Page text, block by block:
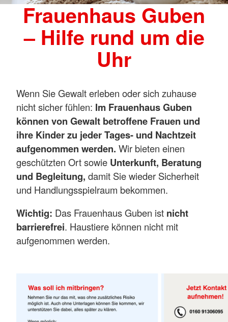
Frauenhaus Guben
– Hilfe rund um die
Uhr
Wenn Sie Gewalt erleben oder sich zuhause
nicht sicher fühlen: Im Frauenhaus Guben
können von Gewalt betroffene Frauen und
ihre Kinder zu jeder Tages- und Nachtzeit
aufgenommen werden. Wir bieten einen
geschützten Ort sowie Unterkunft, Beratung
und Begleitung, damit Sie wieder Sicherheit
und Handlungsspielraum bekommen.
Wichtig: Das Frauenhaus Guben ist nicht
barrierefrei. Haustiere können nicht mit
aufgenommen werden.